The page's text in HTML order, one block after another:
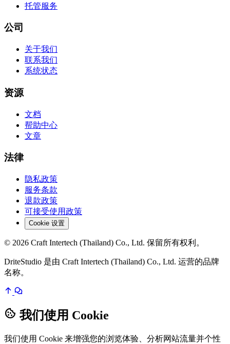
托管服务
公司
关于我们
联系我们
系统状态
资源
文档
帮助中心
文章
法律
隐私政策
服务条款
退款政策
可接受使用政策
Cookie 设置
© 2026 Craft Intertech (Thailand) Co., Ltd. 保留所有权利。
DriteStudio 是由 Craft Intertech (Thailand) Co., Ltd. 运营的品牌
名称。
我们使用 Cookie
我们使用 Cookie 来增强您的浏览体验、分析网站流量并个性